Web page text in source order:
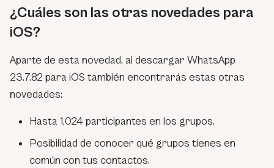
¿Cuáles son las otras novedades para
iOS?
Aparte de esta novedad, al descargar WhatsApp
23.7.82 para iOS también encontrarás estas otras
novedades:
Hasta 1,024 participantes en los grupos.
Posibilidad de conocer qué grupos tienes en
común con tus contactos.